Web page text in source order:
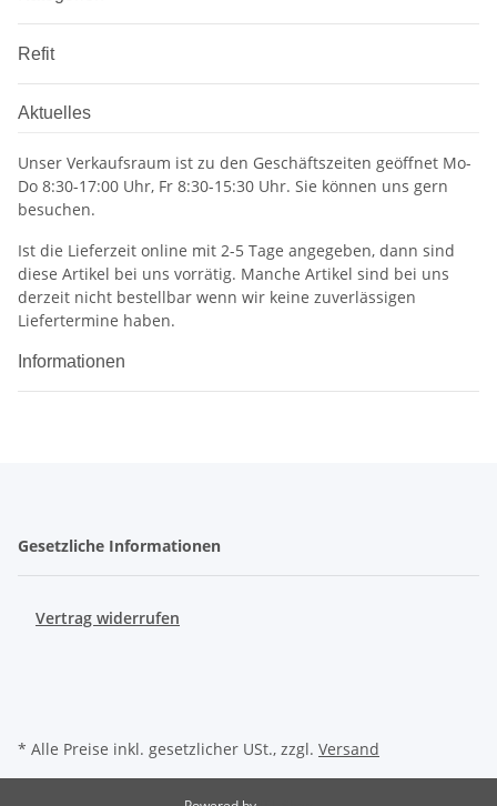
Refit
Aktuelles
Unser Verkaufsraum ist zu den Geschäftszeiten geöffnet Mo-
Do 8:30-17:00 Uhr, Fr 8:30-15:30 Uhr. Sie können uns gern
besuchen.
Ist die Lieferzeit online mit 2-5 Tage angegeben, dann sind
diese Artikel bei uns vorrätig. Manche Artikel sind bei uns
derzeit nicht bestellbar wenn wir keine zuverlässigen
Liefertermine haben.
Informationen
Gesetzliche Informationen
Vertrag widerrufen
* Alle Preise inkl. gesetzlicher USt., zzgl. Versand